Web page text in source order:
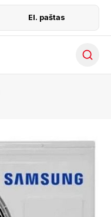
El. paštas